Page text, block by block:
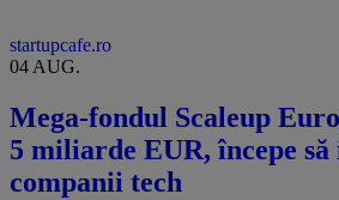
startupcafe.ro
04 AUG.
Mega-fondul Scaleup
5 miliarde EUR, începe să
companii tech